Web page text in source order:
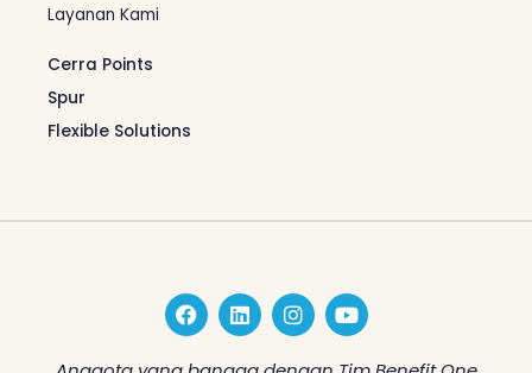
Layanan Kami
Cerra Points
Spur
Flexible Solutions
F
a
c
e
L
i
n
k
I
n
s
t
Y
o
u
t